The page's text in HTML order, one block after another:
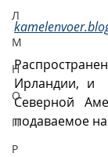
Л
М
Н
О
П
Р
Ирландии, и
Северной
подаваемое на